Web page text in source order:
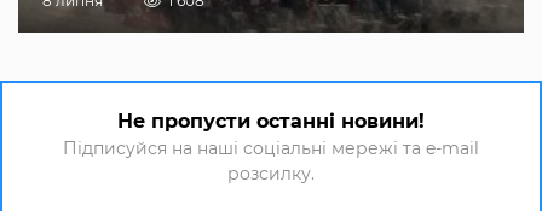
Не пропусти останні новини!
Підписуйся на наші соціальні мережі та e-mail
розсилку.